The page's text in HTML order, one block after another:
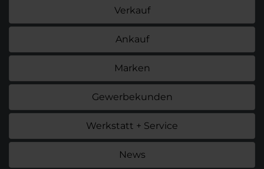
Verkauf
Ankauf
Marken
Gewerbekunden
Werkstatt + Service
News